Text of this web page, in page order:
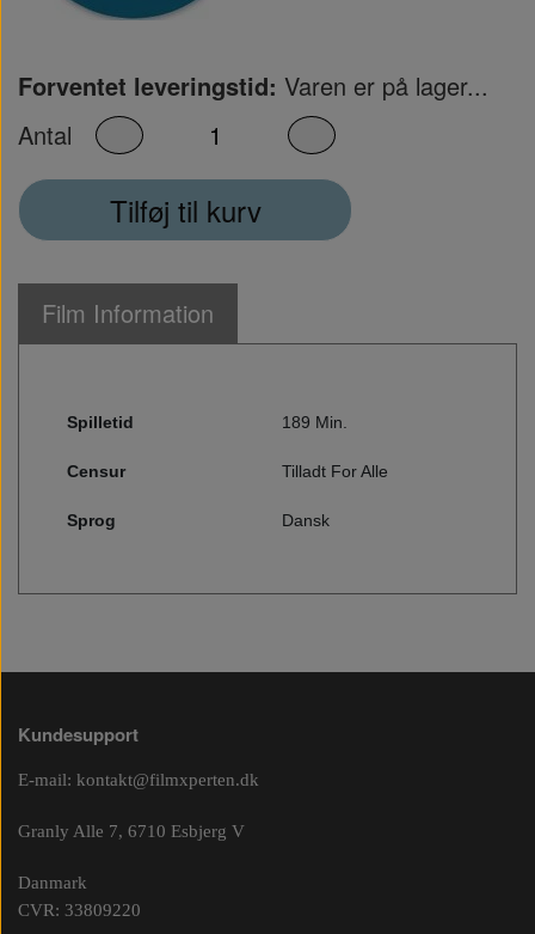
Forventet leveringstid: Varen er på lager...
Antal
Tilføj til kurv
Film Information
Spilletid 189 Min.
Censur Tilladt For Alle
Sprog Dansk
Kundesupport
E-mail: kontakt@filmxperten.dk
Granly Alle 7, 6710 Esbjerg V
Danmark
CVR: 33809220